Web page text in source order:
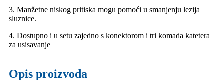
3. Manžetne niskog pritiska mogu pomoći u smanjenju lezija
sluznice.
4. Dostupno i u setu zajedno s konektorom i tri komada katetera
za usisavanje
Opis proizvoda